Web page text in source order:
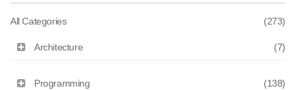
All Categories (273)
Architecture (7)
Programming (138)